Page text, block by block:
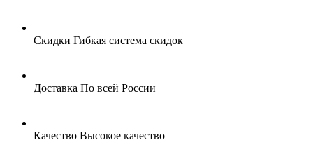
Скидки Гибкая система скидок
Доставка По всей России
Качество Высокое качество